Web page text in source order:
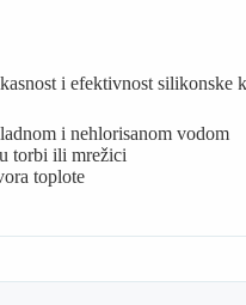
i efektivnost silikonske
i nehlorisanom vodom
torbi ili mrežici
toplote